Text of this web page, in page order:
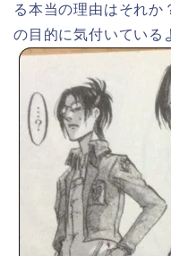
る本当の理由はそれか
の目的に気付いている